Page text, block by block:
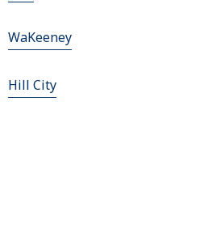
WaKeeney
Hill City